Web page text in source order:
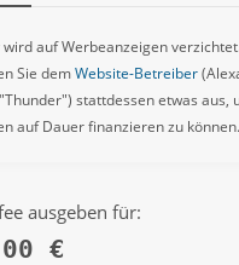
wird auf Werbeanzeigen
Sie demWebsite-Betreiber
stattdessen etwas aus,
auf Dauer finanzieren zu
ausgeben für:
€